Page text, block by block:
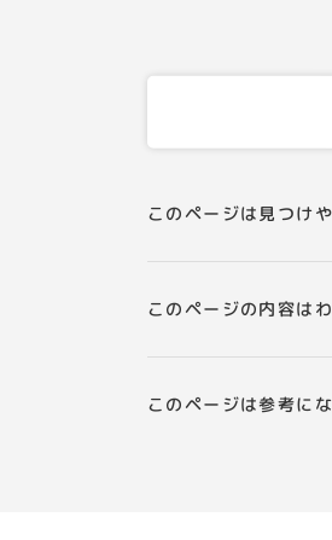
このページは見つけ
このページの内容は
このページは参考に